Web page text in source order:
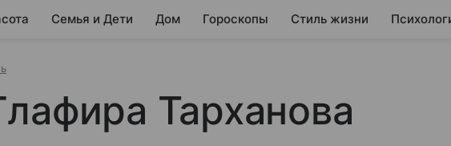
Семья и Дети Дом Гороскопы Стиль жизни
Тарханова